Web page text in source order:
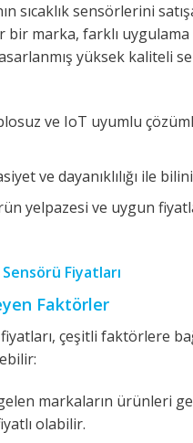
sıcaklık sensörlerini
bir marka, farklı uygulama
yüksek kaliteli
ve IoT uyumlu
ve dayanıklılığı ile
yelpazesi ve uygun
Sensörü Fiyatları
Faktörler
fiyatları, çeşitli faktörlere
markaların ürünleri
olabilir.